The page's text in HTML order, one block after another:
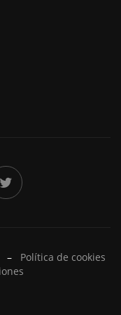
– Política de cookies